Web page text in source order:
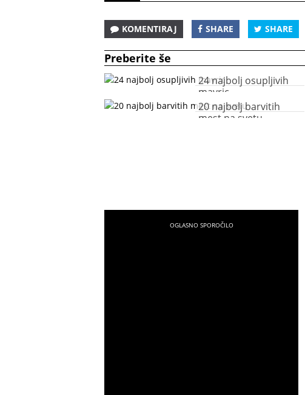
KOMENTIRAJ SHARE SHARE
Preberite še
24 najbolj osupljivih
mavric
20 najbolj barvitih
mest na svetu